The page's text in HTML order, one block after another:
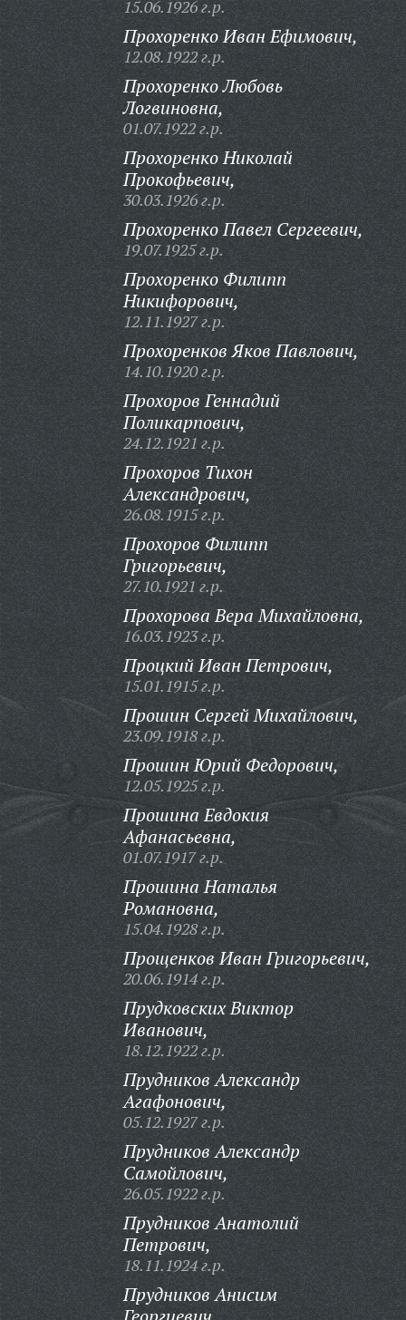
15.06.1926 г.р.
Прохоренко Иван Ефимович,
12.08.1922 г.р.
Прохоренко Любовь
Логвиновна,
01.07.1922 г.р.
Прохоренко Николай
Прокофьевич,
30.03.1926 г.р.
Прохоренко Павел Сергеевич,
19.07.1925 г.р.
Прохоренко Филипп
Никифорович,
12.11.1927 г.р.
Прохоренков Яков Павлович,
14.10.1920 г.р.
Прохоров Геннадий
Поликарпович,
24.12.1921 г.р.
Прохоров Тихон
Александрович,
26.08.1915 г.р.
Прохоров Филипп
Григорьевич,
27.10.1921 г.р.
Прохорова Вера Михайловна,
16.03.1923 г.р.
Процкий Иван Петрович,
15.01.1915 г.р.
Прошин Сергей Михайлович,
23.09.1918 г.р.
Прошин Юрий Федорович,
12.05.1925 г.р.
Прошина Евдокия
Афанасьевна,
01.07.1917 г.р.
Прошина Наталья
Романовна,
15.04.1928 г.р.
Прощенков Иван Григорьевич,
20.06.1914 г.р.
Прудковских Виктор
Иванович,
18.12.1922 г.р.
Прудников Александр
Агафонович,
05.12.1927 г.р.
Прудников Александр
Самойлович,
26.05.1922 г.р.
Прудников Анатолий
Петрович,
18.11.1924 г.р.
Прудников Анисим